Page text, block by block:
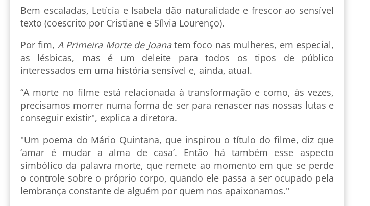
Bem escaladas, Letícia e Isabela dão naturalidade e frescor ao sensível
texto (coescrito por Cristiane e Sílvia Lourenço).
Por fim, A Primeira Morte de Joanatem foco nas mulheres, em especial,
as lésbicas, mas é um deleite para todos os tipos de público
interessados em uma história sensível e, ainda, atual.
“A morte no filme está relacionada à transformação e como, às vezes,
precisamos morrer numa forma de ser para renascer nas nossas lutas e
conseguir existir", explica a diretora.
"Um poema do Mário Quintana, que inspirou o título do filme, diz que
‘amar é mudar a alma de casa’. Então há também esse aspecto
simbólico da palavra morte, que remete ao momento em que se perde
o controle sobre o próprio corpo, quando ele passa a ser ocupado pela
lembrança constante de alguém por quem nos apaixonamos."